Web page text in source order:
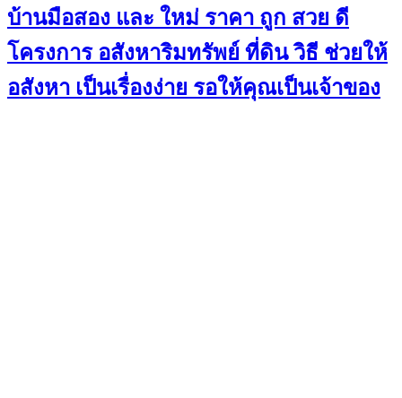
บ้านมือสอง และ ใหม่ ราคา ถูก สวย ดี
โครงการ อสังหาริมทรัพย์ ที่ดิน วิธี ช่วยให้
อสังหา เป็นเรื่องง่าย รอให้คุณเป็นเจ้าของ